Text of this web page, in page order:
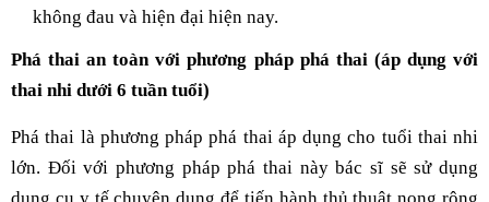
không đau và hiện đại hiện nay.
Phá thai an toàn với phương pháp phá thai (áp dụng với
thai nhi dưới 6 tuần tuổi)
Phá thai là phương pháp phá thai áp dụng cho tuổi thai nhi
lớn. Đối với phương pháp phá thai này bác sĩ sẽ sử dụng